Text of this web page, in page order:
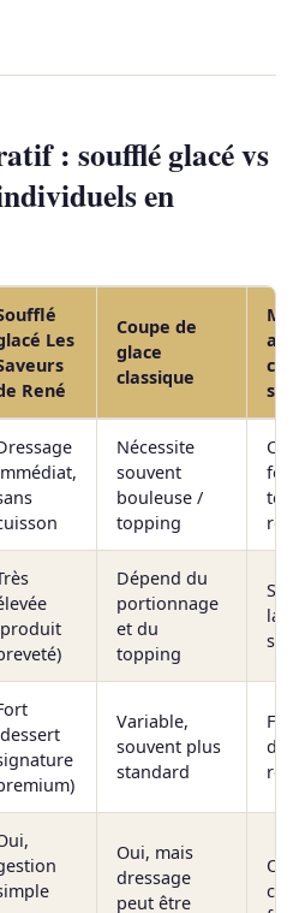
: soufflé glacé vs
en
Les
René
Coupe de
glace
classique
au
Nécessite
souvent
bouleuse /
topping
four
Dépend du
portionnage
et du
topping
la
sur/
Variable,
souvent plus
standard
Oui, mais
dressage
peut être